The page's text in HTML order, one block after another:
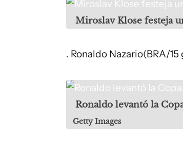
Miroslav Klose festeja
. Ronaldo Nazario(BRA/
Ronaldo levantó la
Getty Images